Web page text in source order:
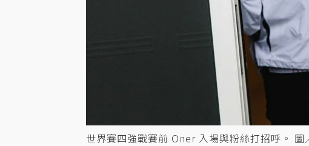
世界賽四強戰賽前 Oner 入場與粉絲打招呼。